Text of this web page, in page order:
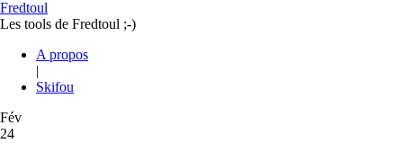
Fredtoul
Les tools de Fredtoul ;-)
A propos
|
Skifou
Fév
24